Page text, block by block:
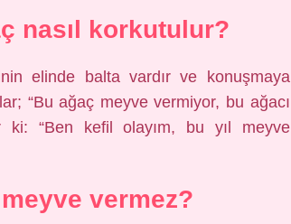
nasıl korkutulur?
elinde balta vardır ve konuşmaya
“Bu ağaç meyve vermiyor, bu ağacı
ki: “Ben kefil olayım, bu yıl meyve
vermez?